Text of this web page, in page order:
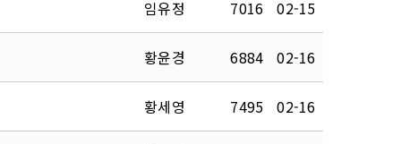
임유정 7016 02-15
황윤경 6884 02-16
황세영 7495 02-16